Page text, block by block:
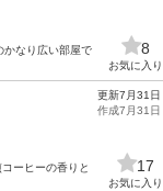
なり広い部屋で
8
お気に入り
ーヒーの香りと
更新7月31日
作成7月31日
17
お気に入り